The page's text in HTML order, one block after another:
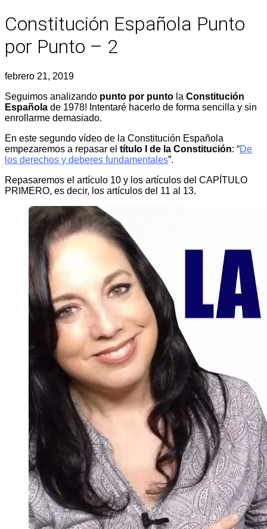
Constitución Española Punto
por Punto – 2
febrero 21, 2019
Seguimos analizando punto por punto la Constitución
Española de 1978! Intentaré hacerlo de forma sencilla y sin
enrollarme demasiado.
En este segundo vídeo de la Constitución Española
empezaremos a repasar el título I de la Constitución: “De
los derechos y deberes fundamentales”.
Repasaremos el artículo 10 y los artículos del CAPÍTULO
PRIMERO, es decir, los artículos del 11 al 13.